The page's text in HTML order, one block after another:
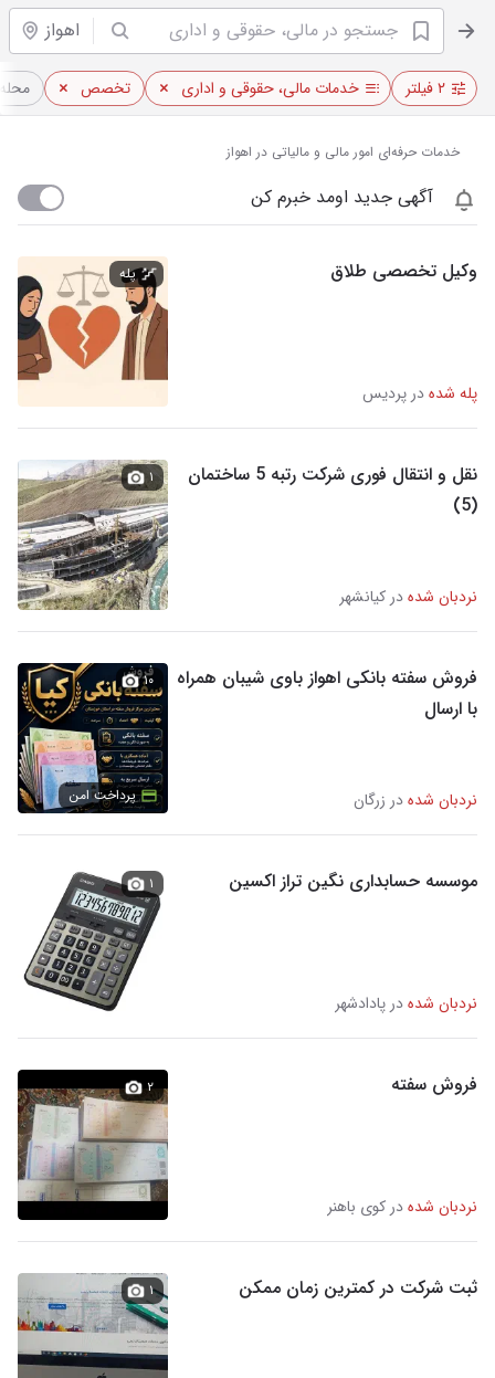
اهواز
۲ فیلتر خدمات مالی، حقوقی و اداری تخصص محله
خدمات حرفه‌ای امور مالی و مالیاتی در اهواز
آگهی جدید اومد خبرم کن
وکیل تخصصی طلاق
پله شدهدر پردیس
پله
نقل و انتقال فوری شرکت رتبه 5 ساختمان
(5)
نردبان شدهدر کیانشهر
۱
فروش سفته بانکی اهواز باوی شیبان همراه
با ارسال
نردبان شدهدر زرگان
۱۰
پرداخت امن
موسسه حسابداری نگین تراز اکسین
نردبان شدهدر پادادشهر
۱
فروش سفته
نردبان شدهدر کوی باهنر
۲
ثبت شرکت در کمترین زمان ممکن ۱